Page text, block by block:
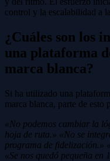
control y la escalabilidad a
¿Cuáles son los
una plataforma
marca blanca?
Si ha utilizado una
marca blanca, parte de esto
«No podemos cambiar la
hoja de ruta.» «No se
programa de fidelización.»
«Se nos quedó pequeña en